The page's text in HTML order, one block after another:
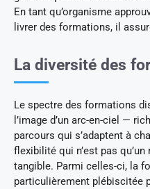
En tant qu’organisme
livrer des formations, il
La diversité des
Le spectre des formations
l’image d’un arc-en-ciel —
parcours qui s’adaptent à
flexibilité qui n’est pas
tangible. Parmi celles-ci, la
particulièrement plébiscitée